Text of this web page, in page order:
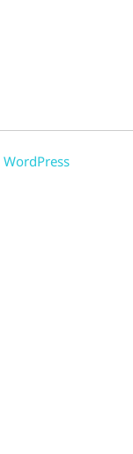
WordPress